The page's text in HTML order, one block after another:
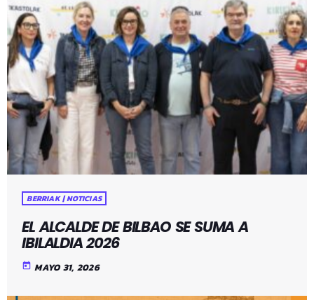
BERRIAK | NOTICIAS
EL ALCALDE DE BILBAO SE SUMA A
IBILALDIA 2026
today MAYO 31, 2026